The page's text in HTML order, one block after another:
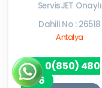
ServisJET Onaylı
Dahili No : 26518
Antalya
0(850) 480
7256